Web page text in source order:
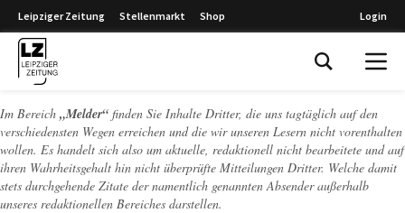
Leipziger Zeitung Stellenmarkt Shop Login
Im Bereich „Melder“ finden Sie Inhalte Dritter, die uns tagtäglich auf den
verschiedensten Wegen erreichen und die wir unseren Lesern nicht vorenthalten
wollen. Es handelt sich also um aktuelle, redaktionell nicht bearbeitete und auf
ihren Wahrheitsgehalt hin nicht überprüfte Mitteilungen Dritter. Welche damit
stets durchgehende Zitate der namentlich genannten Absender außerhalb
unseres redaktionellen Bereiches darstellen.